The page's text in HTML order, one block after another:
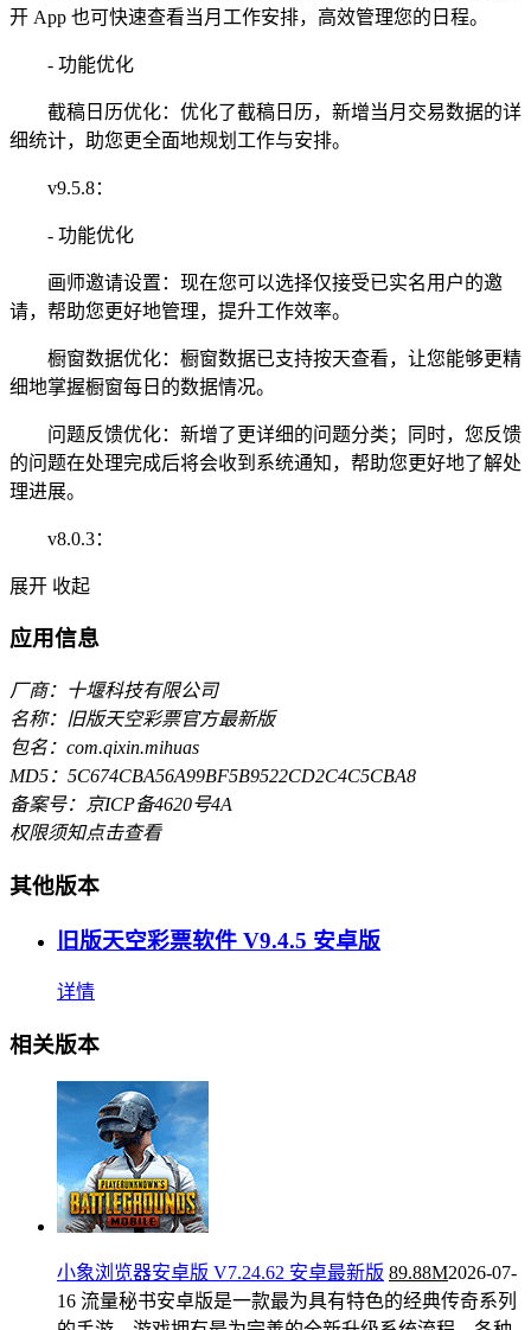
开 App 也可快速查看当月工作安排，高效管理您的日程。
- 功能优化
截稿日历优化：优化了截稿日历，新增当月交易数据的详
细统计，助您更全面地规划工作与安排。
v9.5.8：
- 功能优化
画师邀请设置：现在您可以选择仅接受已实名用户的邀
请，帮助您更好地管理，提升工作效率。
橱窗数据优化：橱窗数据已支持按天查看，让您能够更精
细地掌握橱窗每日的数据情况。
问题反馈优化：新增了更详细的问题分类；同时，您反馈
的问题在处理完成后将会收到系统通知，帮助您更好地了解处
理进展。
v8.0.3：
展开 收起
应用信息
厂商：十堰科技有限公司
名称：旧版天空彩票官方最新版
包名：com.qixin.mihuas
MD5：5C674CBA56A99BF5B9522CD2C4C5CBA8
备案号：京ICP备4620号4A
权限须知点击查看
其他版本
旧版天空彩票软件 V9.4.5 安卓版
详情
相关版本
小象浏览器安卓版 V7.24.62 安卓最新版 89.88M2026-07-
16 流量秘书安卓版是一款最为具有特色的经典传奇系列